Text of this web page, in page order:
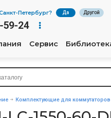
Петербург? Да Другой
59-24
Сервис
Комплектующие для коммутаторов